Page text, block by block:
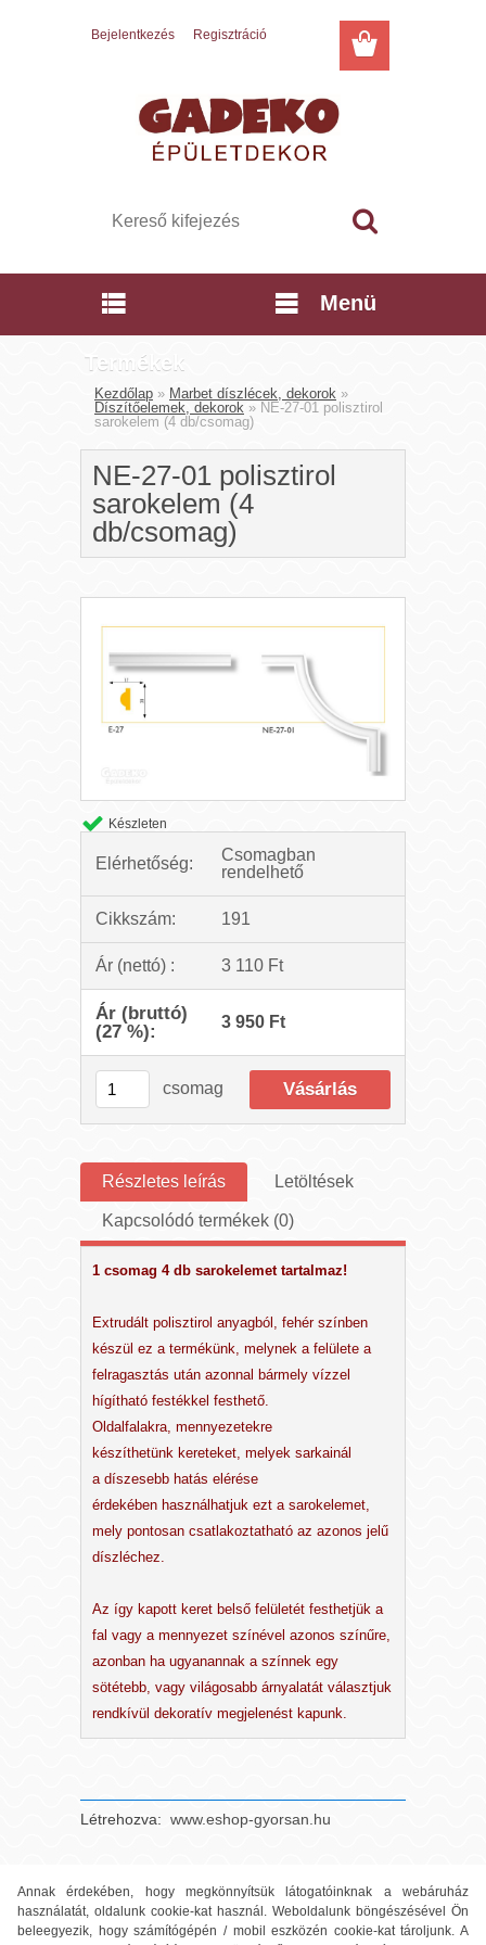
Annak érdekében, hogy megkönnyítsük látogatóinknak a webáruház
használatát, oldalunk cookie-kat használ. Weboldalunk böngészésével Ön
beleegyezik, hogy számítógépén / mobil eszközén cookie-kat tároljunk. A
Bejelentkezés Regisztráció
Termékek
Menü
Kezdőlap » Marbet díszlécek, dekorok »
Díszítőelemek, dekorok » NE-27-01 polisztirol
sarokelem (4 db/csomag)
NE-27-01 polisztirol
sarokelem (4
db/csomag)
Készleten
Elérhetőség:
Csomagban
rendelhető
Cikkszám: 191
Ár (nettó) : 3 110 Ft
Ár (bruttó)
(27 %):
3 950 Ft
csomag
Részletes leírás Letöltések
Kapcsolódó termékek (0)
1 csomag 4 db sarokelemet tartalmaz!
Extrudált polisztirol anyagból, fehér színben
készül ez a termékünk, melynek a felülete a
felragasztás után azonnal bármely vízzel
hígítható festékkel festhető.
Oldalfalakra, mennyezetekre
készíthetünk kereteket, melyek sarkainál
a díszesebb hatás elérése
érdekében használhatjuk ezt a sarokelemet,
mely pontosan csatlakoztatható az azonos jelű
díszléchez.
Az így kapott keret belső felületét festhetjük a
fal vagy a mennyezet színével azonos színűre,
azonban ha ugyanannak a színnek egy
sötétebb, vagy világosabb árnyalatát választjuk
rendkívül dekoratív megjelenést kapunk.
Létrehozva: www.eshop-gyorsan.hu